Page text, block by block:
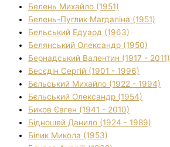
Белень Михайло (1951)
Белень-Пуглик Магдаліна (1951)
Бельський Едуард (1963)
Белянський Олександр (1950)
Бернадський Валентин (1917 - 2011)
Бесєдін Сергій (1901 - 1996)
Бєльський Михайло (1922 - 1994)
Бєльський Олександр (1954)
Биков Євген (1941 - 2010)
Бідношей Данило (1924 - 1989)
Білик Микола (1953)